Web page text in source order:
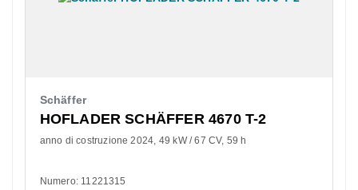
Schäffer
HOFLADER SCHÄFFER 4670 T-2
anno di costruzione 2024 49 kW / 67 CV 59 h
Numero: 11221315